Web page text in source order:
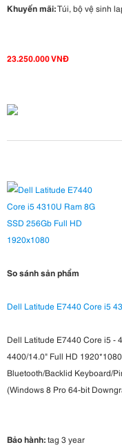
Khuyến mãi:Túi, bộ vệ sinh
23.250.000 VNĐ
So sánh sản phẩm
Dell Latitude E7440 Core i5
Dell Latitude E7440 Core i5 -
4400/14.0" Full HD
Bluetooth/Backlid Keyboard/
(Windows 8 Pro 64-bit
Bảo hành:tag 3 year